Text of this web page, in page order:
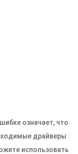
означает, что
драйверы
использовать